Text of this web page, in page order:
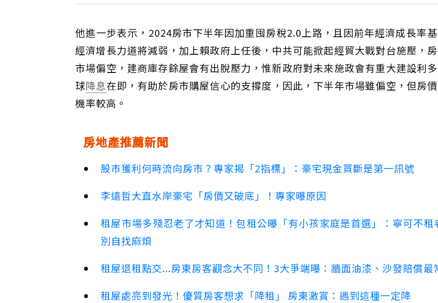
他進一步表示，2024房市下半年因加重囤房稅2.0上路，且因前年經濟成長率基
經濟增長力道將減弱，加上賴政府上任後，中共可能掀起經貿大戰對台施壓，
市場偏空，建商庫存餘屋會有出脫壓力，惟新政府對未來施政會有重大建設利
球降息在即，有助於房市購屋信心的支撐度，因此，下半年市場雖偏空，但房
機率較高。
房地產推薦新聞
股市獲利何時流向房市？專家揭「2指標」：豪宅現金買斷是第一訊號
李遠哲大直水岸豪宅「房價又破底」！專家曝原因
租屋市場多殘忍老了才知道！包租公曝「有小孩家庭是首選」：寧可不租
別自找麻煩
租屋退租點交...房東房客觀念大不同！3大爭端曝：牆面油漆、沙發賠償最
租屋處亮到發光！優質房客想求「降租」 房東激賞：遇到這種一定降